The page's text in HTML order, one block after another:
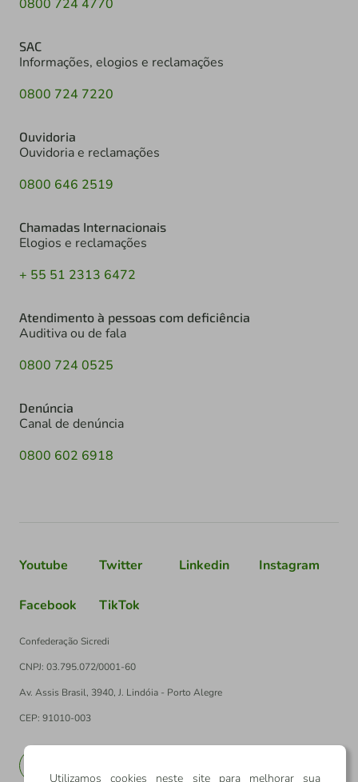
0800 724 4770
SAC
Informações, elogios e reclamações
0800 724 7220
Ouvidoria
Ouvidoria e reclamações
0800 646 2519
Chamadas Internacionais
Elogios e reclamações
+ 55 51 2313 6472
Atendimento à pessoas com deficiência
Auditiva ou de fala
0800 724 0525
Denúncia
Canal de denúncia
0800 602 6918
Youtube Twitter Linkedin Instagram
Facebook TikTok
Confederação Sicredi
CNPJ: 03.795.072/0001-60
Av. Assis Brasil, 3940, J. Lindóia - Porto Alegre
CEP: 91010-003
Utilizamos cookies neste site para melhorar sua